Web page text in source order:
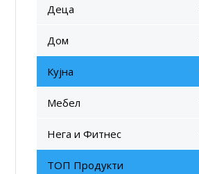
Деца
Дом
Кујна
Мебел
Нега и Фитнес
ТОП Продукти